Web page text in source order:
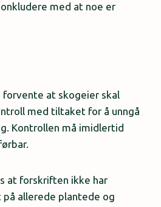
med at noe er
forvente at skogeier skal
med tiltaket for å unngå
Kontrollen må imidlertid
at forskriften ikke har
allerede plantede og